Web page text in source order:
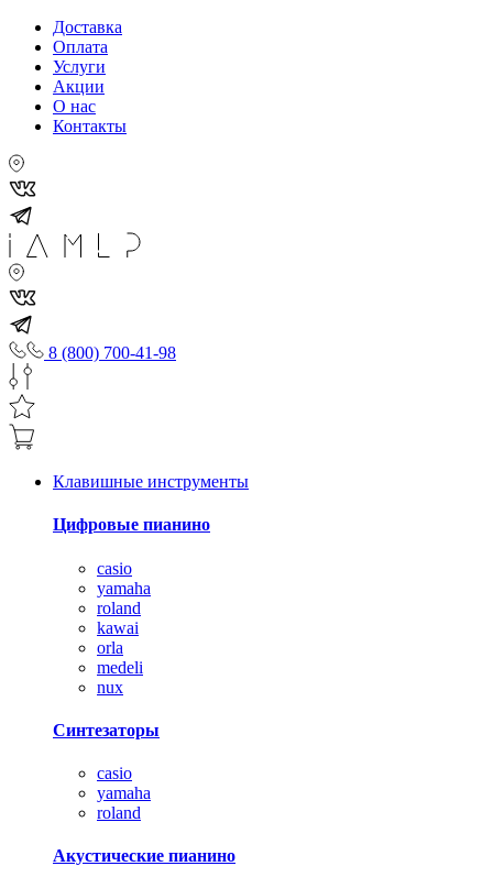
Доставка
Оплата
Услуги
Акции
О нас
Контакты
8 (800) 700-41-98
Клавишные инструменты
Цифровые пианино
casio
yamaha
roland
kawai
orla
medeli
nux
Синтезаторы
casio
yamaha
roland
Акустические пианино